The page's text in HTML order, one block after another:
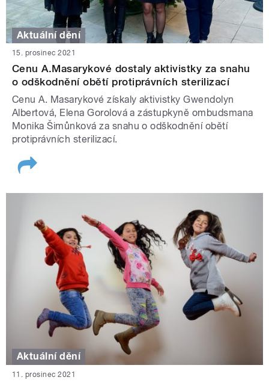
Aktuální dění
15. prosinec 2021
Cenu A.Masarykové dostaly aktivistky za snahu
o odškodnění obětí protiprávních sterilizací
Cenu A. Masarykové získaly aktivistky Gwendolyn
Albertová, Elena Gorolová a zástupkyně ombudsmana
Monika Šimůnková za snahu o odškodnění obětí
protiprávních sterilizací.
Aktuální dění
11. prosinec 2021